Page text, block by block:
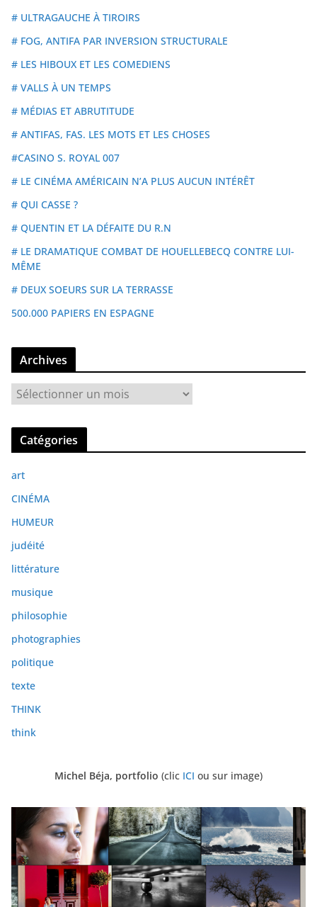
# ULTRAGAUCHE À TIROIRS
# FOG, ANTIFA PAR INVERSION STRUCTURALE
# LES HIBOUX ET LES COMEDIENS
# VALLS À UN TEMPS
# MÉDIAS ET ABRUTITUDE
# ANTIFAS, FAS. LES MOTS ET LES CHOSES
#CASINO S. ROYAL 007
# LE CINÉMA AMÉRICAIN N’A PLUS AUCUN INTÉRÊT
# QUI CASSE ?
# QUENTIN ET LA DÉFAITE DU R.N
# LE DRAMATIQUE COMBAT DE HOUELLEBECQ CONTRE LUI-
MÊME
# DEUX SOEURS SUR LA TERRASSE
500.000 PAPIERS EN ESPAGNE
Archives
c
v
e
s
Catégories
art
CINÉMA
HUMEUR
judéité
littérature
musique
philosophie
photographies
politique
texte
THINK
think
Michel Béja, portfolio (clic ICI ou sur image)